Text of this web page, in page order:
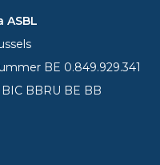
ASBL
BE 0.849.929.341
BIC BBRU BE BB